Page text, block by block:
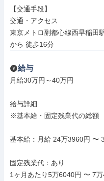
【交通手段】
交通・アクセス
東京メトロ副都心線西早稲田
から 徒歩16分
給与
月給30万円～40万円
給与詳細
※基本給・固定残業代の総額
基本給：月給 24万3960円 〜
固定残業代：あり
1ヶ月あたり5万6040円 〜 7